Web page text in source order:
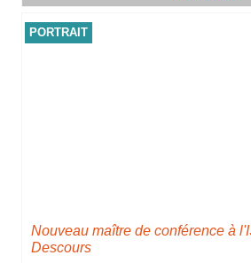
PORTRAIT
Nouveau maître de conférence à
Descours